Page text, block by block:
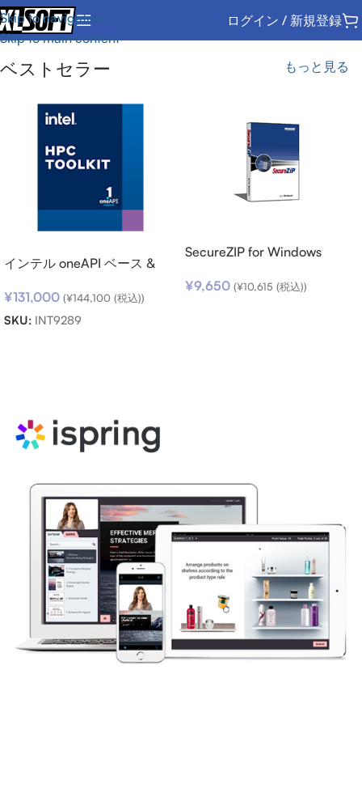
Skip to navigation
Skip to main content
ログイン / 新規登録
ベストセラー もっと見る
インテル oneAPI ベース &
ノード) SSR (期限内更新用)
¥131,000 (¥144,100 (税込))
SKU: INT9289
SecureZIP for Windows
ンロード
¥9,650 (¥10,615 (税込))